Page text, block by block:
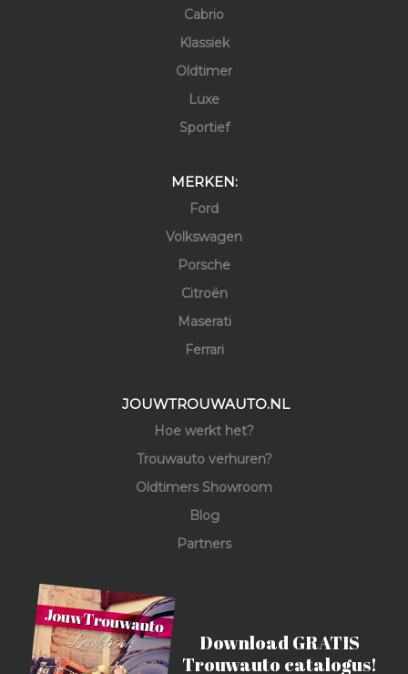
Cabrio
Klassiek
Oldtimer
Luxe
Sportief
MERKEN:
Ford
Volkswagen
Porsche
Citroën
Maserati
Ferrari
JOUWTROUWAUTO.NL
Hoe werkt het?
Trouwauto verhuren?
Oldtimers Showroom
Blog
Partners
Download GRATIS
Trouwauto catalogus!